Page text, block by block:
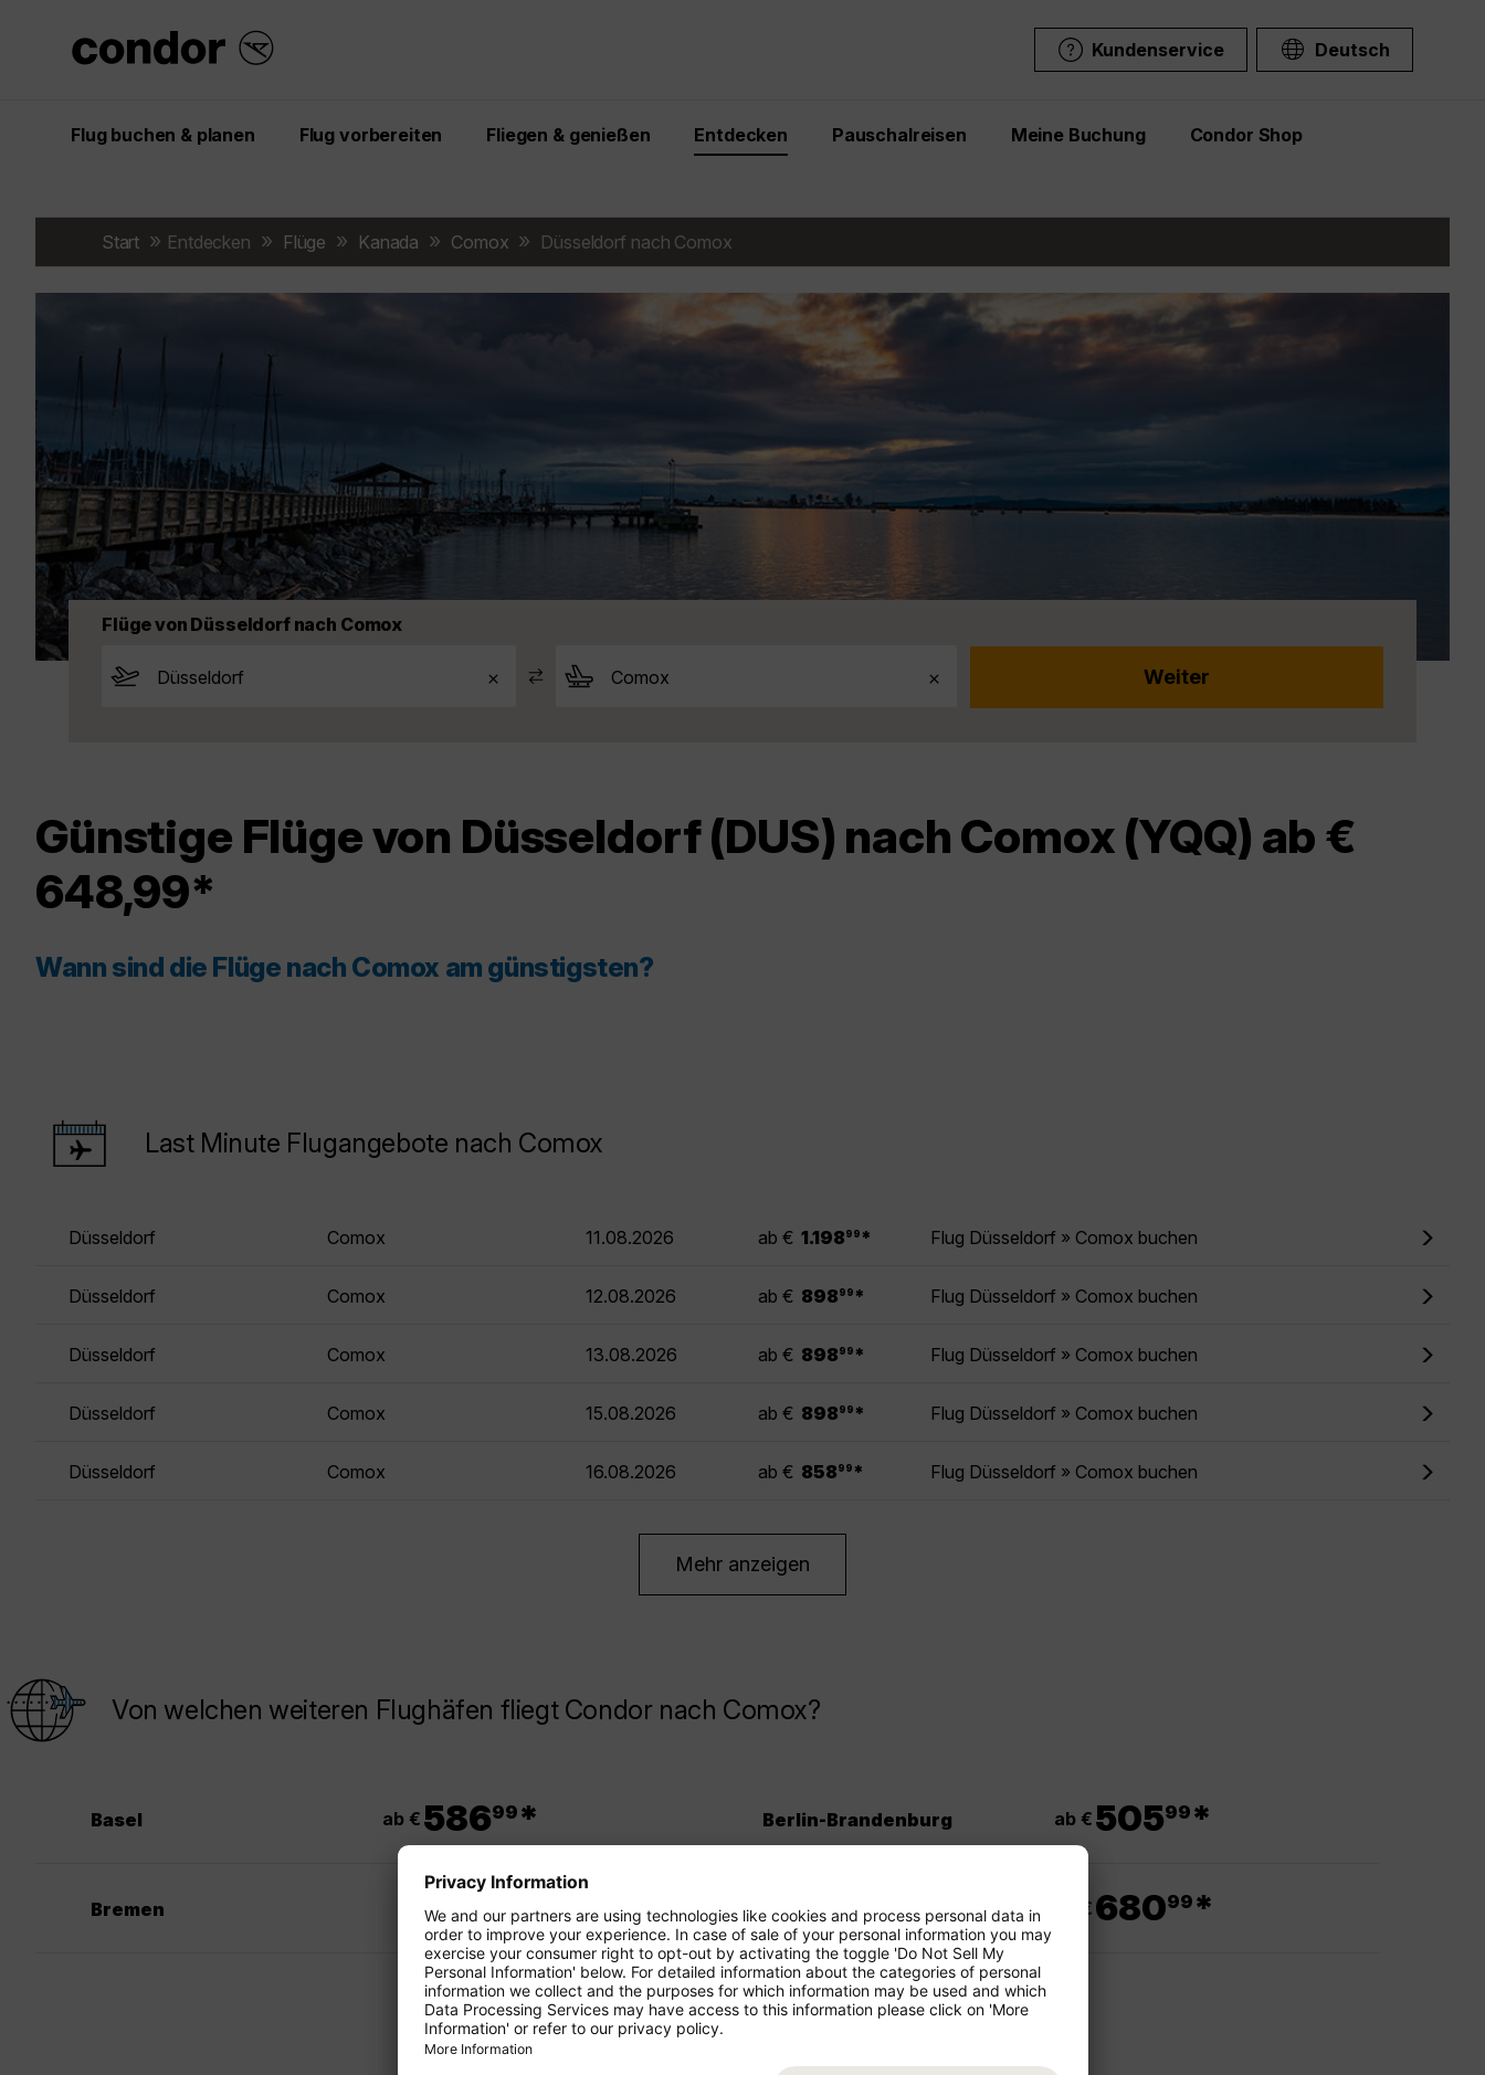
Kundenservice Deutsch
Flug buchen & planen Flug vorbereiten Fliegen & genießen Entdecken Pauschalreisen Meine Buchung Condor Shop
Start Entdecken Flüge Kanada Comox Düsseldorf nach Comox
Flüge von Düsseldorf nach Comox
Günstige Flüge von Düsseldorf (DUS) nach Comox (YQQ) ab €
648,99*
Wann sind die Flüge nach Comox am günstigsten?
Last Minute Flugangebote nach Comox
Düsseldorf Comox 11.08.2026 ab € 1.198 99 * Flug Düsseldorf » Comox buchen
Düsseldorf Comox 12.08.2026 ab € 898 99 * Flug Düsseldorf » Comox buchen
Düsseldorf Comox 13.08.2026 ab € 898 99 * Flug Düsseldorf » Comox buchen
Düsseldorf Comox 15.08.2026 ab € 898 99 * Flug Düsseldorf » Comox buchen
Düsseldorf Comox 16.08.2026 ab € 858 99 * Flug Düsseldorf » Comox buchen
Mehr anzeigen
Von welchen weiteren Flughäfen fliegt Condor nach Comox?
Basel ab € 58699 * Berlin-Brandenburg ab € 50599 *
Bremen Dresden ab € 68099 *
Mehr anzeigen